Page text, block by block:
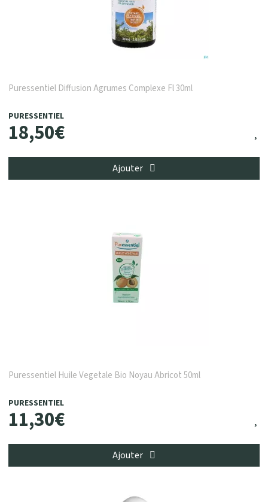
Puressentiel Diffusion Agrumes Complexe Fl 30ml
PURESSENTIEL
18,50€
Ajouter
Puressentiel Huile Vegetale Bio Noyau Abricot 50ml
PURESSENTIEL
11,30€
Ajouter